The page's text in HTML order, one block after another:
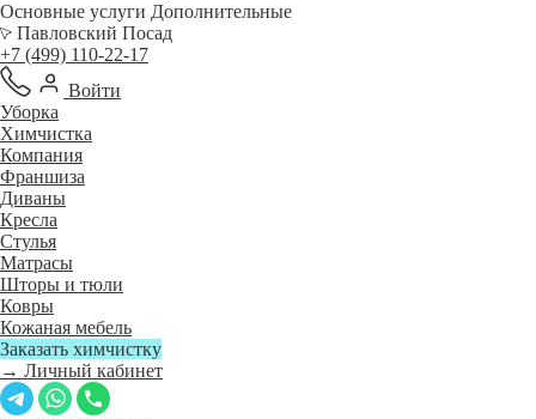
Основные услуги Дополнительные
Павловский Посад
+7 (499) 110-22-17
Войти
Уборка
Химчистка
Компания
Франшиза
Диваны
Кресла
Стулья
Матрасы
Шторы и тюли
Ковры
Кожаная мебель
Заказать химчистку
→ Личный кабинет